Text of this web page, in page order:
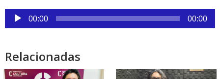
Reproductor
audio
00:00 00:00
Relacionadas